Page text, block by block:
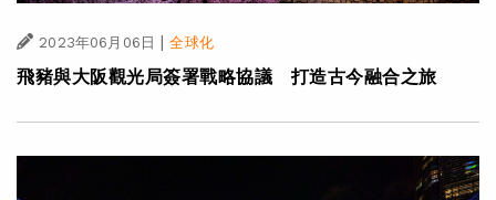
2023年06月06日 全球化
飛豬與大阪觀光局簽署戰略協議 打造古今融合之旅